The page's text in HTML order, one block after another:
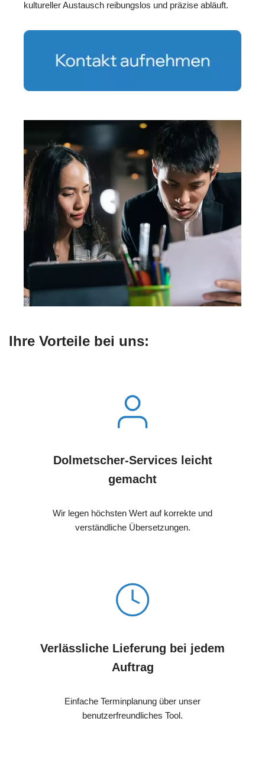
kultureller Austausch reibungslos und präzise abläuft.
Ihre Vorteile bei uns:
Dolmetscher-Services leicht
gemacht
Wir legen höchsten Wert auf korrekte und
verständliche Übersetzungen.
Verlässliche Lieferung bei jedem
Auftrag
Einfache Terminplanung über unser
benutzerfreundliches Tool.